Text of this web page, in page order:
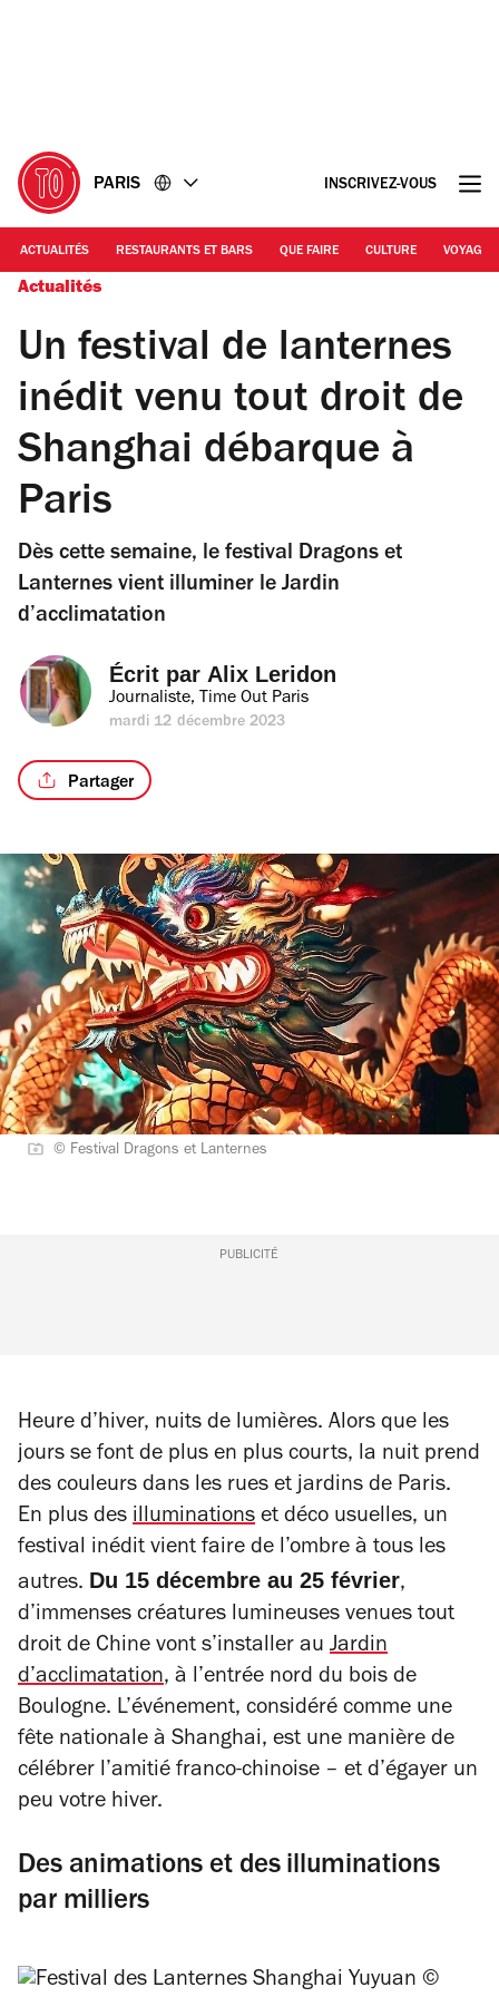
PARIS INSCRIVEZ-VOUS
ACTUALITÉS RESTAURANTS ET BARS QUE FAIRE CULTURE VOYAGE
Actualités
Un festival de lanternes
inédit venu tout droit de
Shanghai débarque à
Paris
Dès cette semaine, le festival Dragons et
Lanternes vient illuminer le Jardin
d’acclimatation
Écrit par Alix Leridon
Journaliste, Time Out Paris
mardi 12 décembre 2023
Partager
© Festival Dragons et Lanternes
PUBLICITÉ
Heure d’hiver, nuits de lumières. Alors que les
jours se font de plus en plus courts, la nuit prend
des couleurs dans les rues et jardins de Paris.
En plus des illuminations et déco usuelles, un
festival inédit vient faire de l’ombre à tous les
autres. Du 15 décembre au 25 février,
d’immenses créatures lumineuses venues tout
droit de Chine vont s’installer au Jardin
d’acclimatation, à l’entrée nord du bois de
Boulogne. L’événement, considéré comme une
fête nationale à Shanghai, est une manière de
célébrer l’amitié franco-chinoise – et d’égayer un
peu votre hiver.
Des animations et des illuminations
par milliers